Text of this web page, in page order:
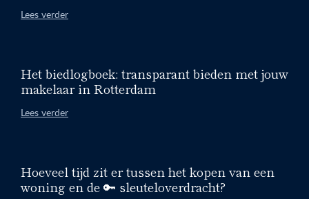
Lees verder
Het biedlogboek: transparant bieden met jouw
makelaar in Rotterdam
Lees verder
Hoeveel tijd zit er tussen het kopen van een
woning en de 🔑 sleuteloverdracht?